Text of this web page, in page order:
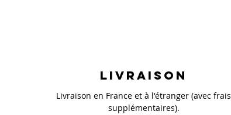
Livraison
Livraison en France et à l'étranger (avec frais
supplémentaires).